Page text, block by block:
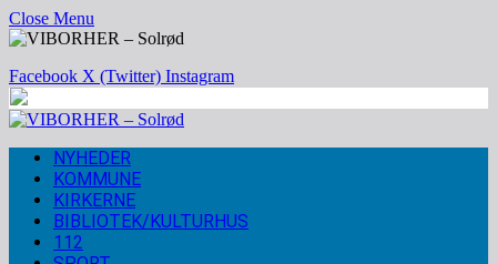
Close Menu
Facebook X (Twitter) Instagram
NYHEDER
KOMMUNE
KIRKERNE
BIBLIOTEK/KULTURHUS
112